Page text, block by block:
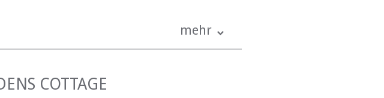
berühmten Stränden und der fünf Kilometer
mehr
COTTAGE